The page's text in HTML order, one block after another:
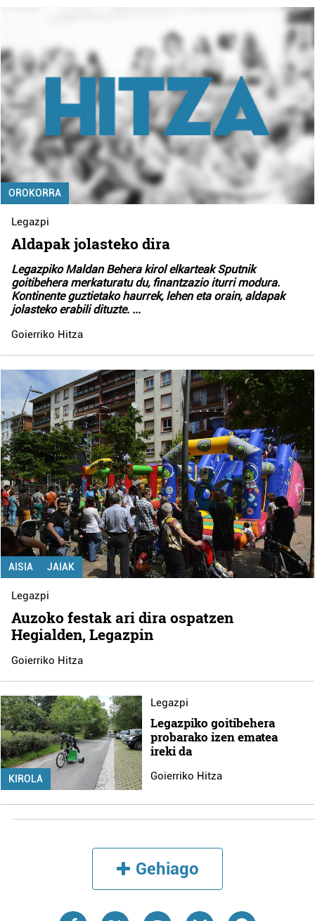
OROKORRA
Legazpi
Aldapak jolasteko dira
Legazpiko Maldan Behera kirol elkarteak Sputnik
goitibehera merkaturatu du, finantzazio iturri modura.
Kontinente guztietako haurrek, lehen eta orain, aldapak
jolasteko erabili dituzte. ...
Goierriko Hitza
AISIA JAIAK
Legazpi
Auzoko festak ari dira ospatzen
Hegialden, Legazpin
Goierriko Hitza
KIROLA
Legazpi
Legazpiko goitibehera
probarako izen ematea
ireki da
Goierriko Hitza
Gehiago